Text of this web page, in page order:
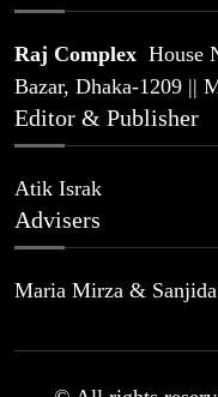
Raj Complex House
Bazar, Dhaka-1209
Editor & Publisher
Atik Israk
Advisers
Maria Mirza &